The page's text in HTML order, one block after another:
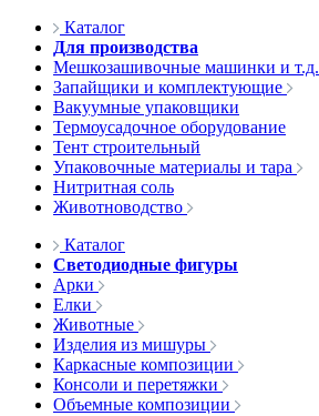
Каталог
Для производства
Мешкозашивочные машинки и т.д.
Запайщики и комплектующие
Вакуумные упаковщики
Термоусадочное оборудование
Тент строительный
Упаковочные материалы и тара
Нитритная соль
Животноводство
Каталог
Светодиодные фигуры
Арки
Елки
Животные
Изделия из мишуры
Каркасные композиции
Консоли и перетяжки
Объемные композиции